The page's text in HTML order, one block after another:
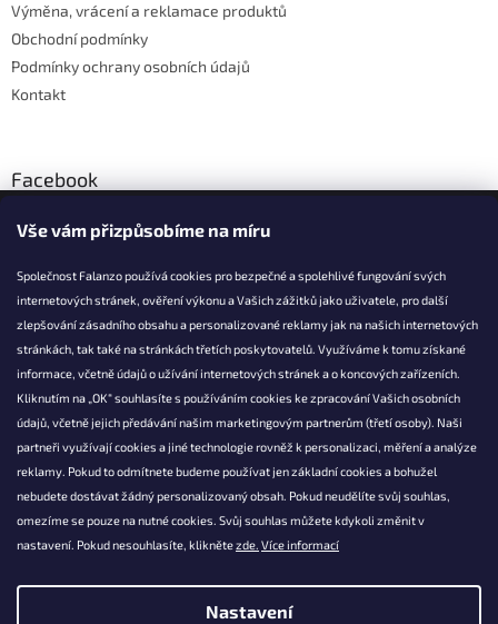
Vše vám přizpůsobíme na míru
Společnost Falanzo používá cookies pro bezpečné a spolehlivé fungování svých
internetových stránek, ověření výkonu a Vašich zážitků jako uživatele, pro další
zlepšování zásadního obsahu a personalizované reklamy jak na našich internetových
stránkách, tak také na stránkách třetích poskytovatelů. Využíváme k tomu získané
informace, včetně údajů o užívání internetových stránek a o koncových zařízeních.
Kliknutím na „OK“ souhlasíte s používáním cookies ke zpracování Vašich osobních
údajů, včetně jejich předávání našim marketingovým partnerům (třetí osoby). Naši
partneři využívají cookies a jiné technologie rovněž k personalizaci, měření a analýze
reklamy. Pokud to odmítnete budeme používat jen základní cookies a bohužel
nebudete dostávat žádný personalizovaný obsah. Pokud neudělíte svůj souhlas,
omezíme se pouze na nutné cookies. Svůj souhlas můžete kdykoli změnit v
nastavení. Pokud nesouhlasíte, kliknětezde. Více informací
Nastavení
Výměna, vrácení a reklamace produktů
Obchodní podmínky
Podmínky ochrany osobních údajů
Kontakt
Facebook
KONTAKT
info@falanzo.cz
Falanzo.cz
FalanzoCZ